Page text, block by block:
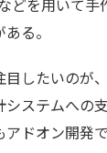
どを用いて
る。
したいのが
システムへの
アドオン開発